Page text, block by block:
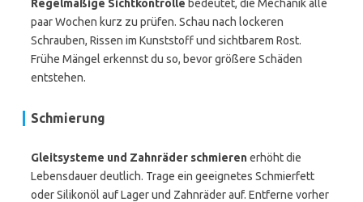
Regelmäßige Sichtkontrolle bedeutet, die Mechanik alle
paar Wochen kurz zu prüfen. Schau nach lockeren
Schrauben, Rissen im Kunststoff und sichtbarem Rost.
Frühe Mängel erkennst du so, bevor größere Schäden
entstehen.
Schmierung
Gleitsysteme und Zahnräder schmierenerhöht die
Lebensdauer deutlich. Trage ein geeignetes Schmierfett
oder Silikonöl auf Lager und Zahnräder auf. Entferne vorher